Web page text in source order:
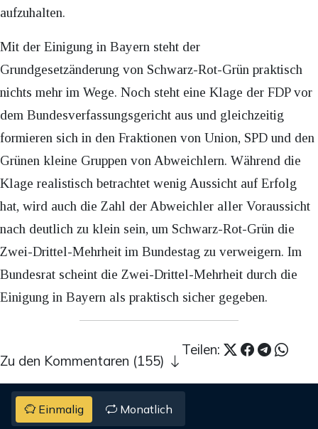
aufzuhalten.
Mit der Einigung in Bayern steht der
Grundgesetzänderung von Schwarz-Rot-Grün praktisch
nichts mehr im Wege. Noch steht eine Klage der FDP vor
dem Bundesverfassungsgericht aus und gleichzeitig
formieren sich in den Fraktionen von Union, SPD und den
Grünen kleine Gruppen von Abweichlern. Während die
Klage realistisch betrachtet wenig Aussicht auf Erfolg
hat, wird auch die Zahl der Abweichler aller Voraussicht
nach deutlich zu klein sein, um Schwarz-Rot-Grün die
Zwei-Drittel-Mehrheit im Bundestag zu verweigern. Im
Bundesrat scheint die Zwei-Drittel-Mehrheit durch die
Einigung in Bayern als praktisch sicher gegeben.
Teilen:
Zu den Kommentaren (155)
Einmalig Monatlich